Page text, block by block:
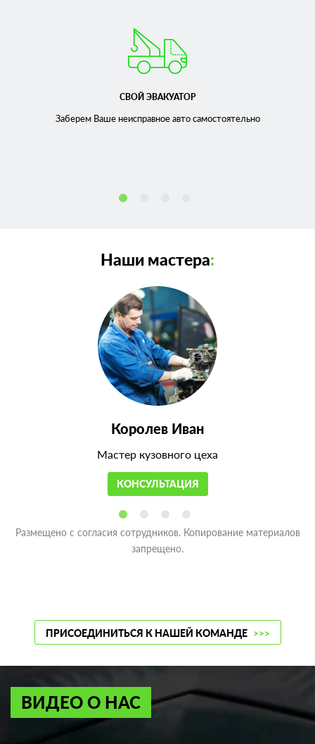
СВОЙ ЭВАКУАТОР
Заберем Ваше неисправноеавто самостоятельно
Наши мастера:
Королев Иван
Мастер кузовного цеха
КОНСУЛЬТАЦИЯ
Размещено с согласия сотрудников. Копирование материалов
запрещено.
ПРИСОЕДИНИТЬСЯ К НАШЕЙ КОМАНДЕ >>>
ВИДЕО О НАС